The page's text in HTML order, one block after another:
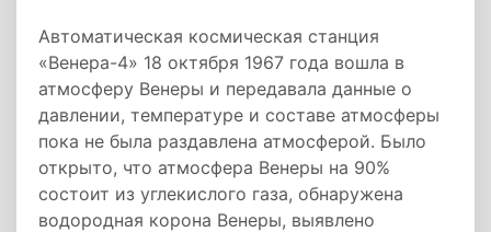
Автоматическая космическая станция
«Венера-4» 18 октября 1967 года вошла в
атмосферу Венеры и передавала данные о
давлении, температуре и составе атмосферы
пока не была раздавлена атмосферой. Было
открыто, что атмосфера Венеры на 90%
состоит из углекислого газа, обнаружена
водородная корона Венеры, выявлено